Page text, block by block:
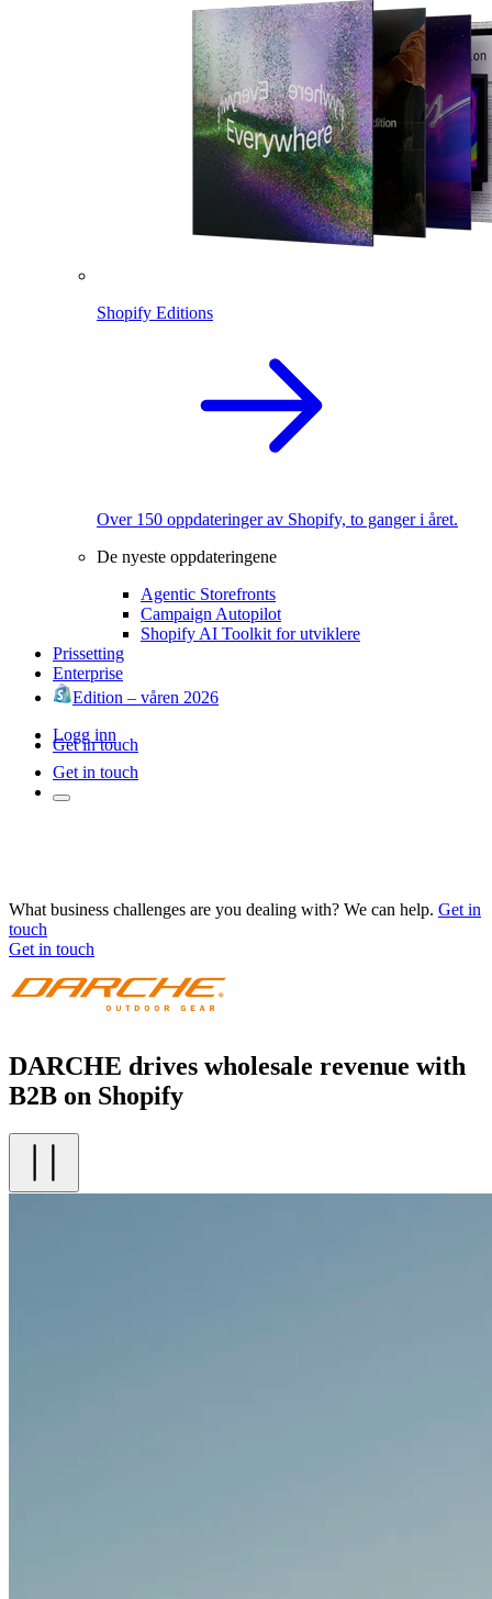
Shopify Editions
Over 150 oppdateringer av Shopify, to ganger i året.
De nyeste oppdateringene
Agentic Storefronts
Campaign Autopilot
Shopify AI Toolkit for utviklere
Prissetting
Enterprise
Edition – våren 2026
Logg inn
Get in touch
Get in touch
What business challenges are you dealing with? We can help. Get in
touch
Get in touch
DARCHE drives wholesale revenue with
B2B on Shopify